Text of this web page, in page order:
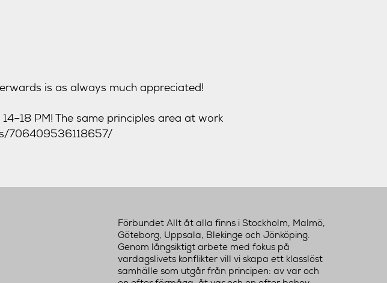
is as always much appreciated!
PM! The same principles area at work
706409536118657/
Förbundet Allt åt alla finns i Stockholm, Malmö,
Göteborg, Uppsala, Blekinge och Jönköping.
Genom långsiktigt arbete med fokus på
vardagslivets konflikter vill vi skapa ett klasslöst
samhälle som utgår från principen: av var och